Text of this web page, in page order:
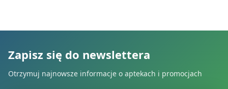
Zapisz się do newslettera
Otrzymuj najnowsze informacje o aptekach i promocjach